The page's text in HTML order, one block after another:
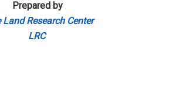
Prepared by
Land Research Center
LRC